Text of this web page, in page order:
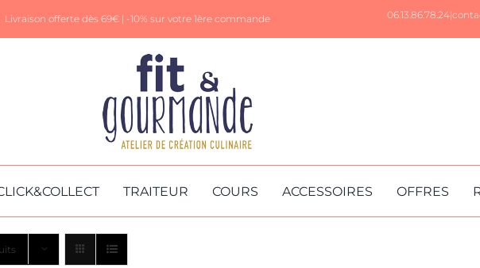
Livraison offerte dès 69€ | -10% sur votre 1ère commande 06.13.86.78.24|
TRAITEUR COURS ACCESSOIRES OFFRES